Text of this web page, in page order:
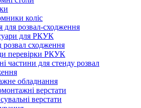
коліс
для розвал-сходження
для РКУК
розвал сходження
перевірки РКУК
частини для стенду розвал
обладнання
верстати
верстати